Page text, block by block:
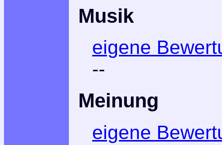
Musik
eigene
--
Meinung
eigene